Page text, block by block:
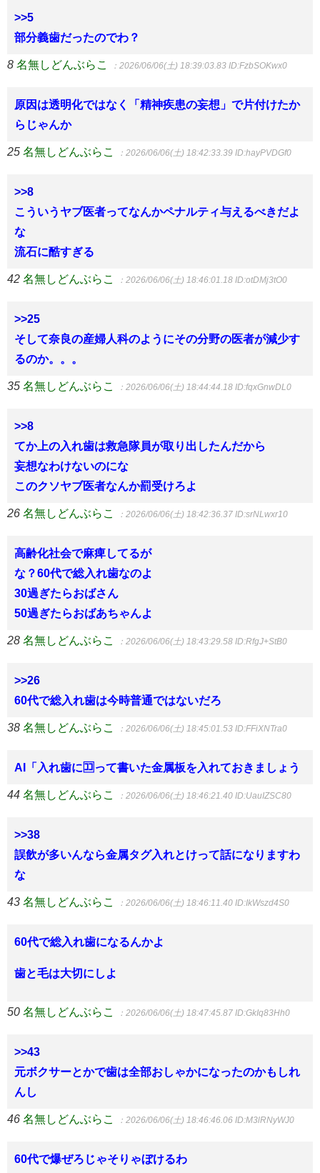
>>5
部分義歯だったのでわ？
8 名無しどんぶらこ ：2026/06/06(土) 18:39:03.83 ID:FzbSOKwx0
原因は透明化ではなく「精神疾患の妄想」で片付けたか
らじゃんか
25 名無しどんぶらこ ：2026/06/06(土) 18:42:33.39 ID:hayPVDGf0
>>8
こういうヤブ医者ってなんかペナルティ与えるべきだよ
な
流石に酷すぎる
42 名無しどんぶらこ ：2026/06/06(土) 18:46:01.18 ID:otDMj3tO0
>>25
そして奈良の産婦人科のようにその分野の医者が減少す
るのか。。。
35 名無しどんぶらこ ：2026/06/06(土) 18:44:44.18 ID:fqxGnwDL0
>>8
てか上の入れ歯は救急隊員が取り出したんだから
妄想なわけないのにな
このクソヤブ医者なんか罰受けろよ
26 名無しどんぶらこ ：2026/06/06(土) 18:42:36.37 ID:srNLwxr10
高齢化社会で麻痺してるが
な？60代で総入れ歯なのよ
30過ぎたらおばさん
50過ぎたらおばあちゃんよ
28 名無しどんぶらこ ：2026/06/06(土) 18:43:29.58 ID:RfgJ+StB0
>>26
60代で総入れ歯は今時普通ではないだろ
38 名無しどんぶらこ ：2026/06/06(土) 18:45:01.53 ID:FFiXNTra0
AI「入れ歯に🈁って書いた金属板を入れておきましょう
44 名無しどんぶらこ ：2026/06/06(土) 18:46:21.40 ID:UauIZSC80
>>38
誤飲が多いんなら金属タグ入れとけって話になりますわ
な
43 名無しどんぶらこ ：2026/06/06(土) 18:46:11.40 ID:IkWszd4S0
60代で総入れ歯になるんかよ
歯と毛は大切にしよ
50 名無しどんぶらこ ：2026/06/06(土) 18:47:45.87 ID:GkIq83Hh0
>>43
元ボクサーとかで歯は全部おしゃかになったのかもしれ
んし
46 名無しどんぶらこ ：2026/06/06(土) 18:46:46.06 ID:M3lRNyWJ0
60代で爆ぜろじゃそりゃぼけるわ